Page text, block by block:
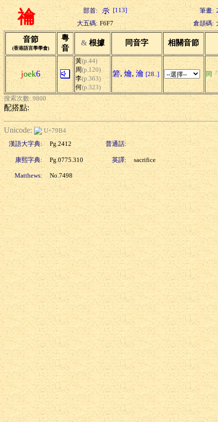
禴 部首: [113] 筆畫:
大五碼: F6F7 倉頡碼:
音節
(香港語言學學會)
粵
音
& 根據 同音字 相關音節
joek6
黃(p.44)
周(p.120)
李(p.363)
何(p.323)
箬, 爚, 瀹 [28..] 同
搜索次數: 9800
配搭點:
Unicode:
U+79B4
漢語大字典:
Pg.2412 普通話:
康熙字典: Pg.0775.310 英譯: sacrifice
Matthews: No.7498